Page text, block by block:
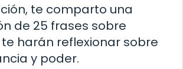
te comparto una
de 25 frases sobre
harán reflexionar sobre
y poder.